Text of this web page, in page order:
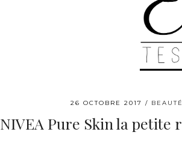
26 OCTOBRE 2017 BEAUTÉ
NIVEA Pure Skin la petite